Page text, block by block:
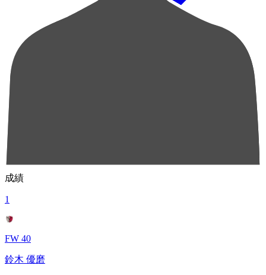
順位
選手名
成績
1
FW 40
鈴木 優磨